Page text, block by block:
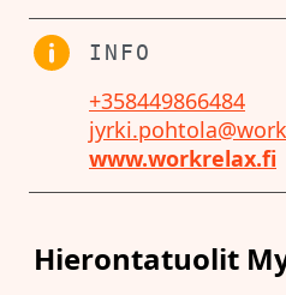
INFO
+358449866484
www.workrelax.fi
Hierontatuolit